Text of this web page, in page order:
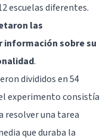
escuelas diferentes.
las
información sobre su
.
divididos en 54
experimento consistía
resolver una tarea
que duraba la